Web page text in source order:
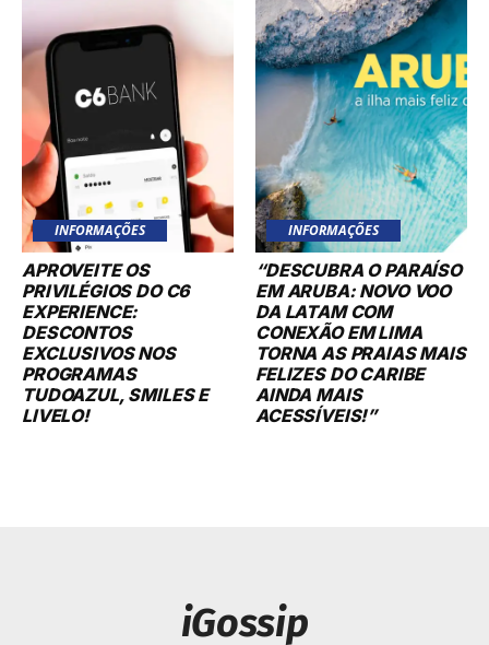
INFORMAÇÕES
APROVEITE OS
PRIVILÉGIOS DO C6
EXPERIENCE:
DESCONTOS
EXCLUSIVOS NOS
PROGRAMAS
TUDOAZUL, SMILES E
LIVELO!
INFORMAÇÕES
“DESCUBRA O PARAÍSO
EM ARUBA: NOVO VOO
DA LATAM COM
CONEXÃO EM LIMA
TORNA AS PRAIAS MAIS
FELIZES DO CARIBE
AINDA MAIS
ACESSÍVEIS!”
iGossip